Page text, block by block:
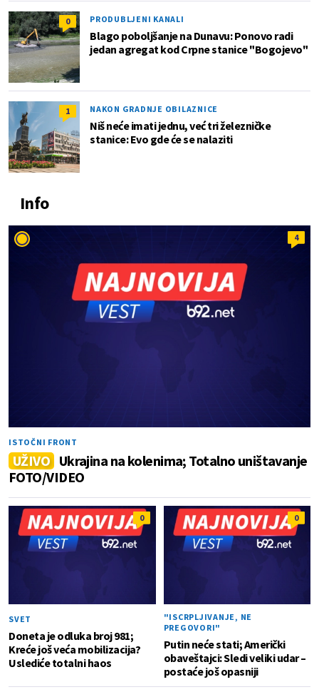
0 PRODUBLJENI KANALI
Blago poboljšanje na Dunavu: Ponovo radi
jedan agregat kod Crpne stanice "Bogojevo"
1 NAKON GRADNJE OBILAZNICE
Niš neće imati jednu, već tri železničke
stanice: Evo gde će se nalaziti
Info
4
ISTOČNI FRONT
UŽIVO Ukrajina na kolenima; Totalno uništavanje
FOTO/VIDEO
0
SVET
Doneta je odluka broj 981;
Kreće još veća mobilizacija?
Uslediće totalni haos
0
"ISCRPLJIVANJE, NE
PREGOVORI"
Putin neće stati; Američki
obaveštajci: Sledi veliki udar –
postaće još opasniji